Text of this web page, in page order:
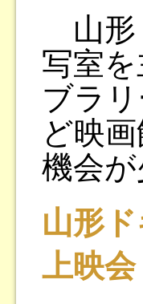
山形
写室
ブラ
ど映
機会
山形
上映会